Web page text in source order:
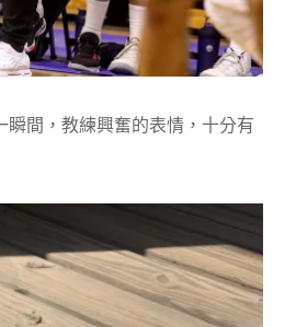
瞬間，教練興奮的表情，十分有